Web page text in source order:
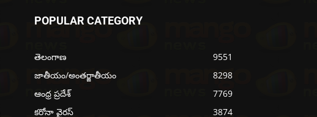
POPULAR CATEGORY
తెలంగాణ
9551
జాతీయం/అంతర్జాతీయం
8298
ఆంధ్ర ప్రదేశ్
7769
కరోనా వైరస్
3874